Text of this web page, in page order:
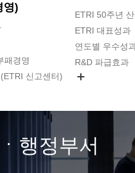
영)
패경영
신고센터)
황
ETRI 50주년
ETRI 대표성과
연도별 우수성
R&D 파급효과
행정부서